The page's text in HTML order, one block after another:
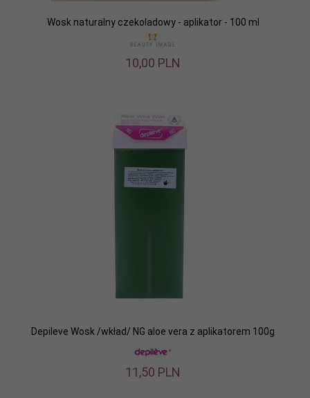
Wosk naturalny czekoladowy - aplikator - 100 ml
10,00 PLN
Depileve Wosk /wkład/ NG aloe vera z aplikatorem 100g
11,50 PLN